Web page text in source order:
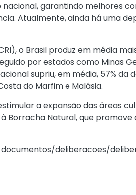
garantindo melhores
Atualmente, ainda há uma
o Brasil produz em média
por estados como Minas
supriu, em média, 57% da
do Marfim e Malásia.
a expansão das áreas
Borracha Natural, que
deliberacoes/